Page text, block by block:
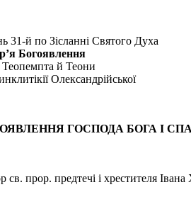
31-й по Зісланні Святого Духа
Богоявлення
й Теони
Олександрійської
ГОСПОДА БОГА І
св. прор. предтечі і хрестителя Івана